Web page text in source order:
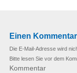
Einen
Die E-Mail-Adresse wird
Bitte lesen Sie vor dem
Kommentar